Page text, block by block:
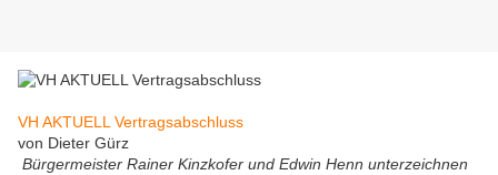
VH AKTUELL Vertragsabschluss
von Dieter Gürz
Bürgermeister Rainer Kinzkofer und Edwin Henn unterzeichnen